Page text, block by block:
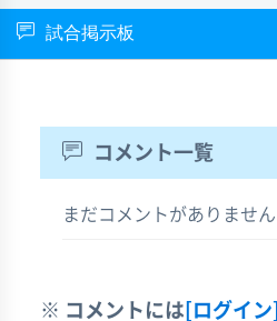
試合掲示板
コメント一覧
まだコメントがありません
※ コメントには [ログイン]